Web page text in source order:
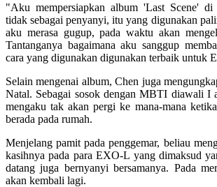
"Aku mempersiapkan album 'Last Scene'
tidak sebagai penyanyi, itu yang digunakan
aku merasa gugup, pada waktu akan
Tantanganya bagaimana aku sanggup
cara yang digunakan digunakan terbaik untuk
Selain mengenai album, Chen juga
Natal. Sebagai sosok dengan MBTI diawali I
mengaku tak akan pergi ke mana-mana
berada pada rumah.
Menjelang pamit pada penggemar, beliau
kasihnya pada para EXO-L yang dimaksud
datang juga bernyanyi bersamanya. Pada
akan kembali lagi.